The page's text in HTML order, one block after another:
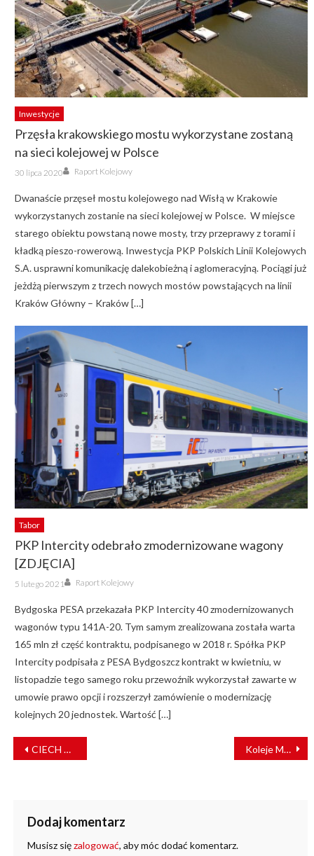
Inwestycje
Przęsła krakowskiego mostu wykorzystane zostaną
na sieci kolejowej w Polsce
Posted
on
30 lipca 2020 Author
Raport Kolejowy
Dwanaście przęseł mostu kolejowego nad Wisłą w Krakowie
wykorzystanych zostanie na sieci kolejowej w Polsce. W miejsce
starego obiektu powstaną nowe mosty, trzy przeprawy z torami i
kładką pieszo-rowerową. Inwestycja PKP Polskich Linii Kolejowych
S.A. usprawni komunikację dalekobieżną i aglomeracyjną. Pociągi już
jeżdżą pierwszym z trzech nowych mostów powstających na linii
Kraków Główny – Kraków […]
Tabor
PKP Intercity odebrało zmodernizowane wagony
[ZDJĘCIA]
Posted
on
5 lutego 2021 Author
Raport Kolejowy
Bydgoska PESA przekazała PKP Intercity 40 zmodernizowanych
wagonów typu 141A-20. Tym samym zrealizowana została warta
165 mln zł część kontraktu, podpisanego w 2018 r. Spółka PKP
Intercity podpisała z PESA Bydgoszcz kontrakt w kwietniu, w
listopadzie tego samego roku przewoźnik wykorzystał zawarte w
umowie prawo opcji i rozszerzył zamówienie o modernizację
kolejnych 20 jednostek. Wartość […]
NAWIGACJA
WPISU
CIECH Cargo rozpoczął współpracę z Grupą OT Logistics Koleje Mazowieckie mają twarz kobiety
Dodaj komentarz
Musisz sięzalogować, aby móc dodać komentarz.